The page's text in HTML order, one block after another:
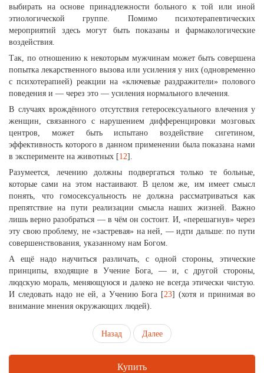
выбирать на основе принадлежности больного к той или иной
этиологической группе. Помимо психотерапевтических
мероприятий здесь могут быть показаны и фармакологические
воздействия.
Так, по отношению к некоторым мужчинам может быть совершена
попытка лекарственного вызова или усиления у них (одновременно
с психотерапией) реакции на «ключевые раздражители» полового
поведения и — через это — усиления нормального влечения.
В случаях врождённого отсутствия гетеросексуального влечения у
женщин, связанного с нарушением дифференцировки мозговых
центров, может быть испытано воздействие сигетином,
эффективность которого в данном применении была показана нами
в эксперименте на животных [12].
Разумеется, лечению должны подвергаться только те больные,
которые сами на этом настаивают. В целом же, им имеет смысл
понять, что гомосексуальность не должна рассматриваться как
препятствие на пути реализации смысла наших жизней. Важно
лишь верно разобраться — в чём он состоит. И, «перешагнув» через
эту свою проблему, не «застревая» на ней, — идти дальше: по пути
совершенствования, указанному нам Богом.
А ещё надо научиться различать, с одной стороны, этические
принципы, входящие в Учение Бога, — и, с другой стороны,
людскую мораль, меняющуюся и далеко не всегда этически чистую.
И следовать надо не ей, а Учению Бога [23] (хотя и принимая во
внимание мнения окружающих людей).
Назад Далее
Купить